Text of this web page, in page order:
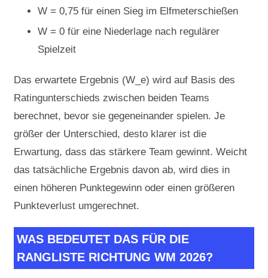
W = 0,75 für einen Sieg im Elfmeterschießen
W = 0 für eine Niederlage nach regulärer
Spielzeit
Das erwartete Ergebnis (W_e) wird auf Basis des
Ratingunterschieds zwischen beiden Teams
berechnet, bevor sie gegeneinander spielen. Je
größer der Unterschied, desto klarer ist die
Erwartung, dass das stärkere Team gewinnt. Weicht
das tatsächliche Ergebnis davon ab, wird dies in
einen höheren Punktegewinn oder einen größeren
Punkteverlust umgerechnet.
WAS BEDEUTET DAS FÜR DIE
RANGLISTE RICHTUNG WM 2026?